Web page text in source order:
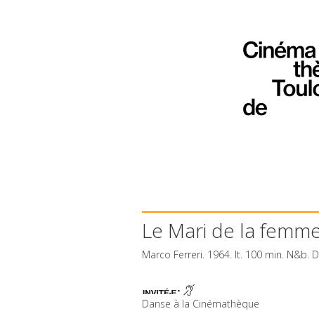
Le Mari de la
Marco Ferreri. 1964. It. 100 min. N&b.
Danse à la Cinémathèque